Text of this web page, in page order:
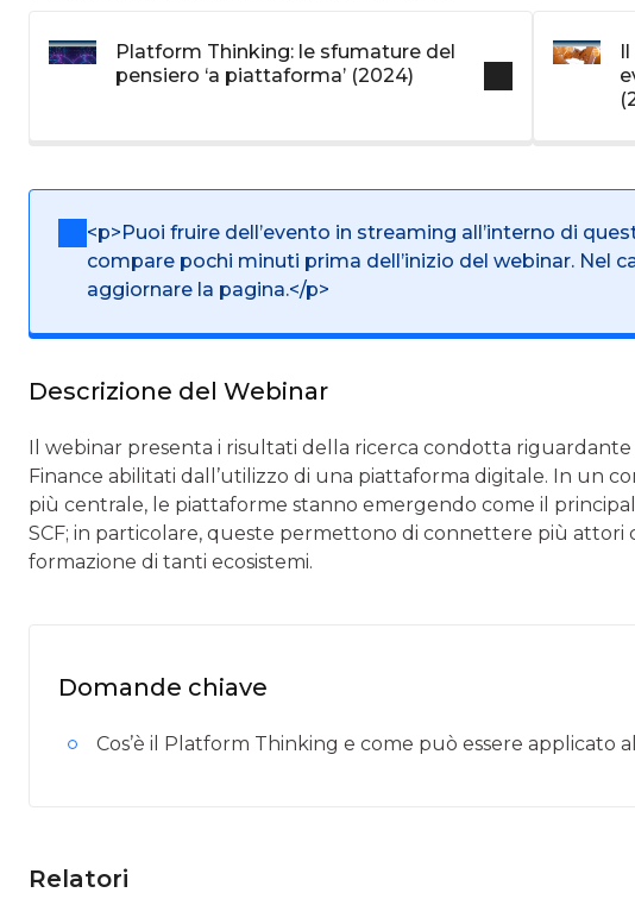
Platform Thinking: le sfumature del
pensiero ‘a piattaforma’ (2024)
<p>Puoi fruire dell’evento in streaming all’interno di
compare pochi minuti prima dell’inizio del webinar. Nel
aggiornare la pagina.</p>
Descrizione del Webinar
Il webinar presenta i risultati della ricerca condotta
Finance abilitati dall’utilizzo di una piattaforma digitale. In un
più centrale, le piattaforme stanno emergendo come il
SCF; in particolare, queste permettono di connettere più
formazione di tanti ecosistemi.
Domande chiave
Cos’è il Platform Thinking e come può essere applicato
Relatori